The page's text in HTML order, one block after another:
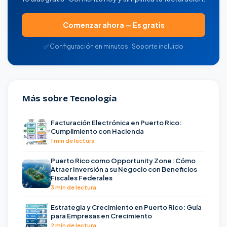
Comenzar ahora — Es gratis
✅ Configuración en minutos · Soporte incluido
Más sobre Tecnología
Facturación Electrónica en Puerto Rico:
Cumplimiento con Hacienda
1 min de lectura
Puerto Rico como Opportunity Zone: Cómo
Atraer Inversión a su Negocio con Beneficios
Fiscales Federales
3 min de lectura
Estrategia y Crecimiento en Puerto Rico: Guía
para Empresas en Crecimiento
2 min de lectura